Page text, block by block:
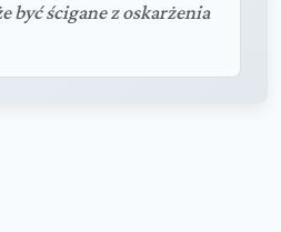
być ścigane z oskarżenia